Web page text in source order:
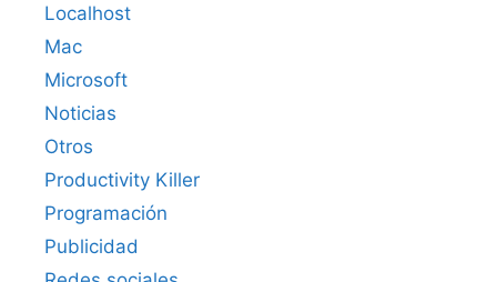
Localhost
Mac
Microsoft
Noticias
Otros
Productivity Killer
Programación
Publicidad